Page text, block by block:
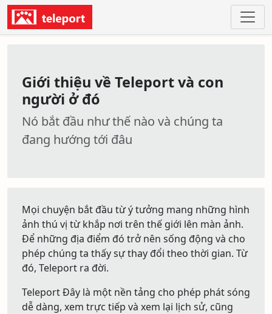
Giới thiệu về Teleport và con
người ở đó
Nó bắt đầu như thế nào và chúng ta
đang hướng tới đâu
Mọi chuyện bắt đầu từ ý tưởng mang những hình
ảnh thú vị từ khắp nơi trên thế giới lên màn ảnh.
Để những địa điểm đó trở nên sống động và cho
phép chúng ta thấy sự thay đổi theo thời gian. Từ
đó, Teleport ra đời.
Teleport Đây là một nền tảng cho phép phát sóng
dễ dàng, xem trực tiếp và xem lại lịch sử, cũng